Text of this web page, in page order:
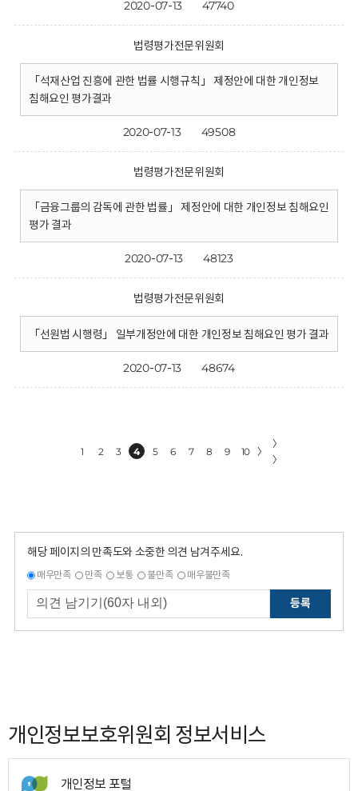
2020-07-13 47740
법령평가전문위원회
「석재산업 진흥에 관한 법률 시행규칙」 제정안에 대한 개인정보
침해요인 평가결과
2020-07-13 49508
법령평가전문위원회
「금융그룹의 감독에 관한 법률」 제정안에 대한 개인정보 침해요인
평가 결과
2020-07-13 48123
법령평가전문위원회
「선원법 시행령」 일부개정안에 대한 개인정보 침해요인 평가 결과
2020-07-13 48674
1 2 3 4 5 6 7 8 9 10 〉
〉
〉
해당 페이지의 만족도와 소중한 의견 남겨주세요.
매우만족 만족 보통 불만족 매우불만족
등록
개인정보보호위원회 정보서비스
개인정보 포털